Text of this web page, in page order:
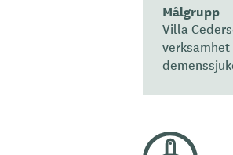
Målgrupp
Villa
verksamhet